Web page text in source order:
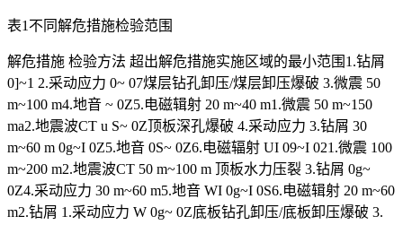
表1不同解危措施检验范围
解危措施 检验方法 超出解危措施实施区域的最小范围1.钻屑
0]~1 2.采动应力 0~ 07煤层钻孔卸压/煤层卸压爆破 3.微震 50
m~100 m4.地音 ~ 0Z5.电磁辑射 20 m~40 m1.微震 50 m~150
ma2.地震波CT u S~ 0Z顶板深孔爆破 4.采动应力 3.钻屑 30
m~60 m 0g~I 0Z5.地音 0S~ 0Z6.电磁辐射 UI 09~I 021.微震 100
m~200 m2.地震波CT 50 m~100 m 顶板水力压裂 3.钻屑 0g~
0Z4.采动应力 30 m~60 m5.地音 WI 0g~I 0S6.电磁辑射 20 m~60
m2.钻屑 1.采动应力 W 0g~ 0Z底板钻孔卸压/底板卸压爆破 3.